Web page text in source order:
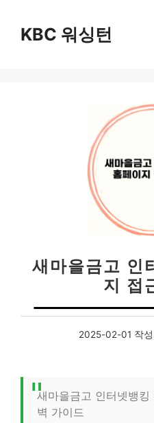
KBC 워싱턴
새마을금고 인
지 접
2025-02-01 작
새마을금고 인터넷뱅
벽 가이드